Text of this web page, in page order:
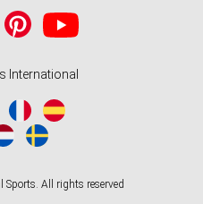
International
All rights reserved